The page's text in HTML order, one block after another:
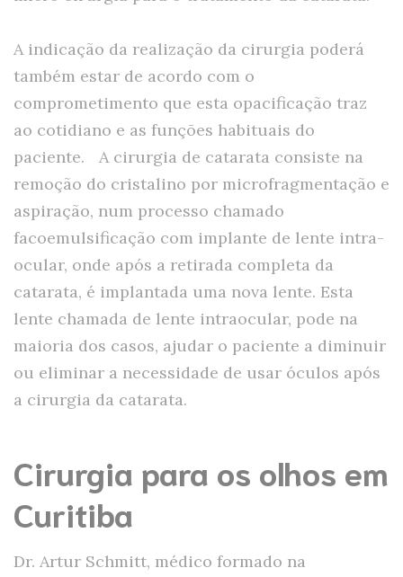
A indicação da realização da cirurgia poderá
também estar de acordo com o
comprometimento que esta opacificação traz
ao cotidiano e as funções habituais do
paciente. A cirurgia de catarata consiste na
remoção do cristalino por microfragmentação e
aspiração, num processo chamado
facoemulsificação com implante de lente intra-
ocular, onde após a retirada completa da
catarata, é implantada uma nova lente. Esta
lente chamada de lente intraocular, pode na
maioria dos casos, ajudar o paciente a diminuir
ou eliminar a necessidade de usar óculos após
a cirurgia da catarata.
Cirurgia para os olhos em
Curitiba
Dr. Artur Schmitt, médico formado na